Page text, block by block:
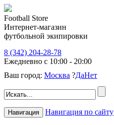
Football Store
Интернет-магазин
футбольной экипировки
8 (342) 204-28-78
Ежедневно с 10:00 - 20:00
Ваш город: Москва ?ДаНет
Навигация Навигация по сайту